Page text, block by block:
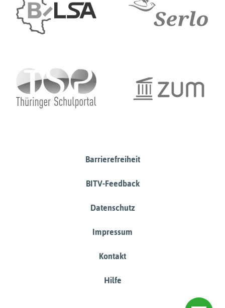
Barrierefreiheit
BITV-Feedback
Datenschutz
Impressum
Kontakt
Hilfe